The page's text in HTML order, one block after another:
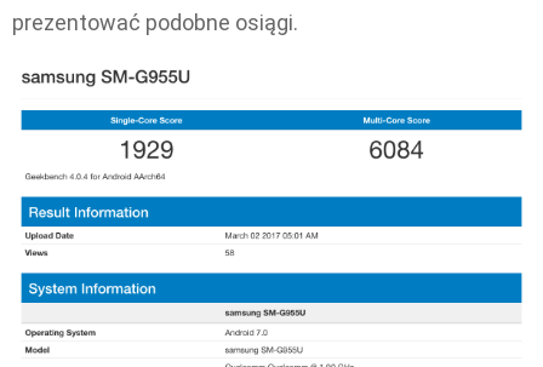
prezentować podobne osiągi.